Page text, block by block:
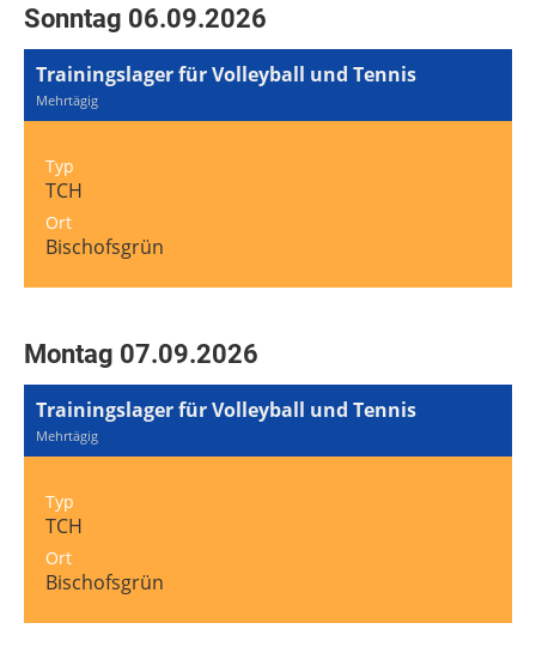
Sonntag 06.09.2026
Trainingslager für Volleyball und Tennis
Mehrtägig
Typ
TCH
Ort
Bischofsgrün
Montag 07.09.2026
Trainingslager für Volleyball und Tennis
Mehrtägig
Typ
TCH
Ort
Bischofsgrün